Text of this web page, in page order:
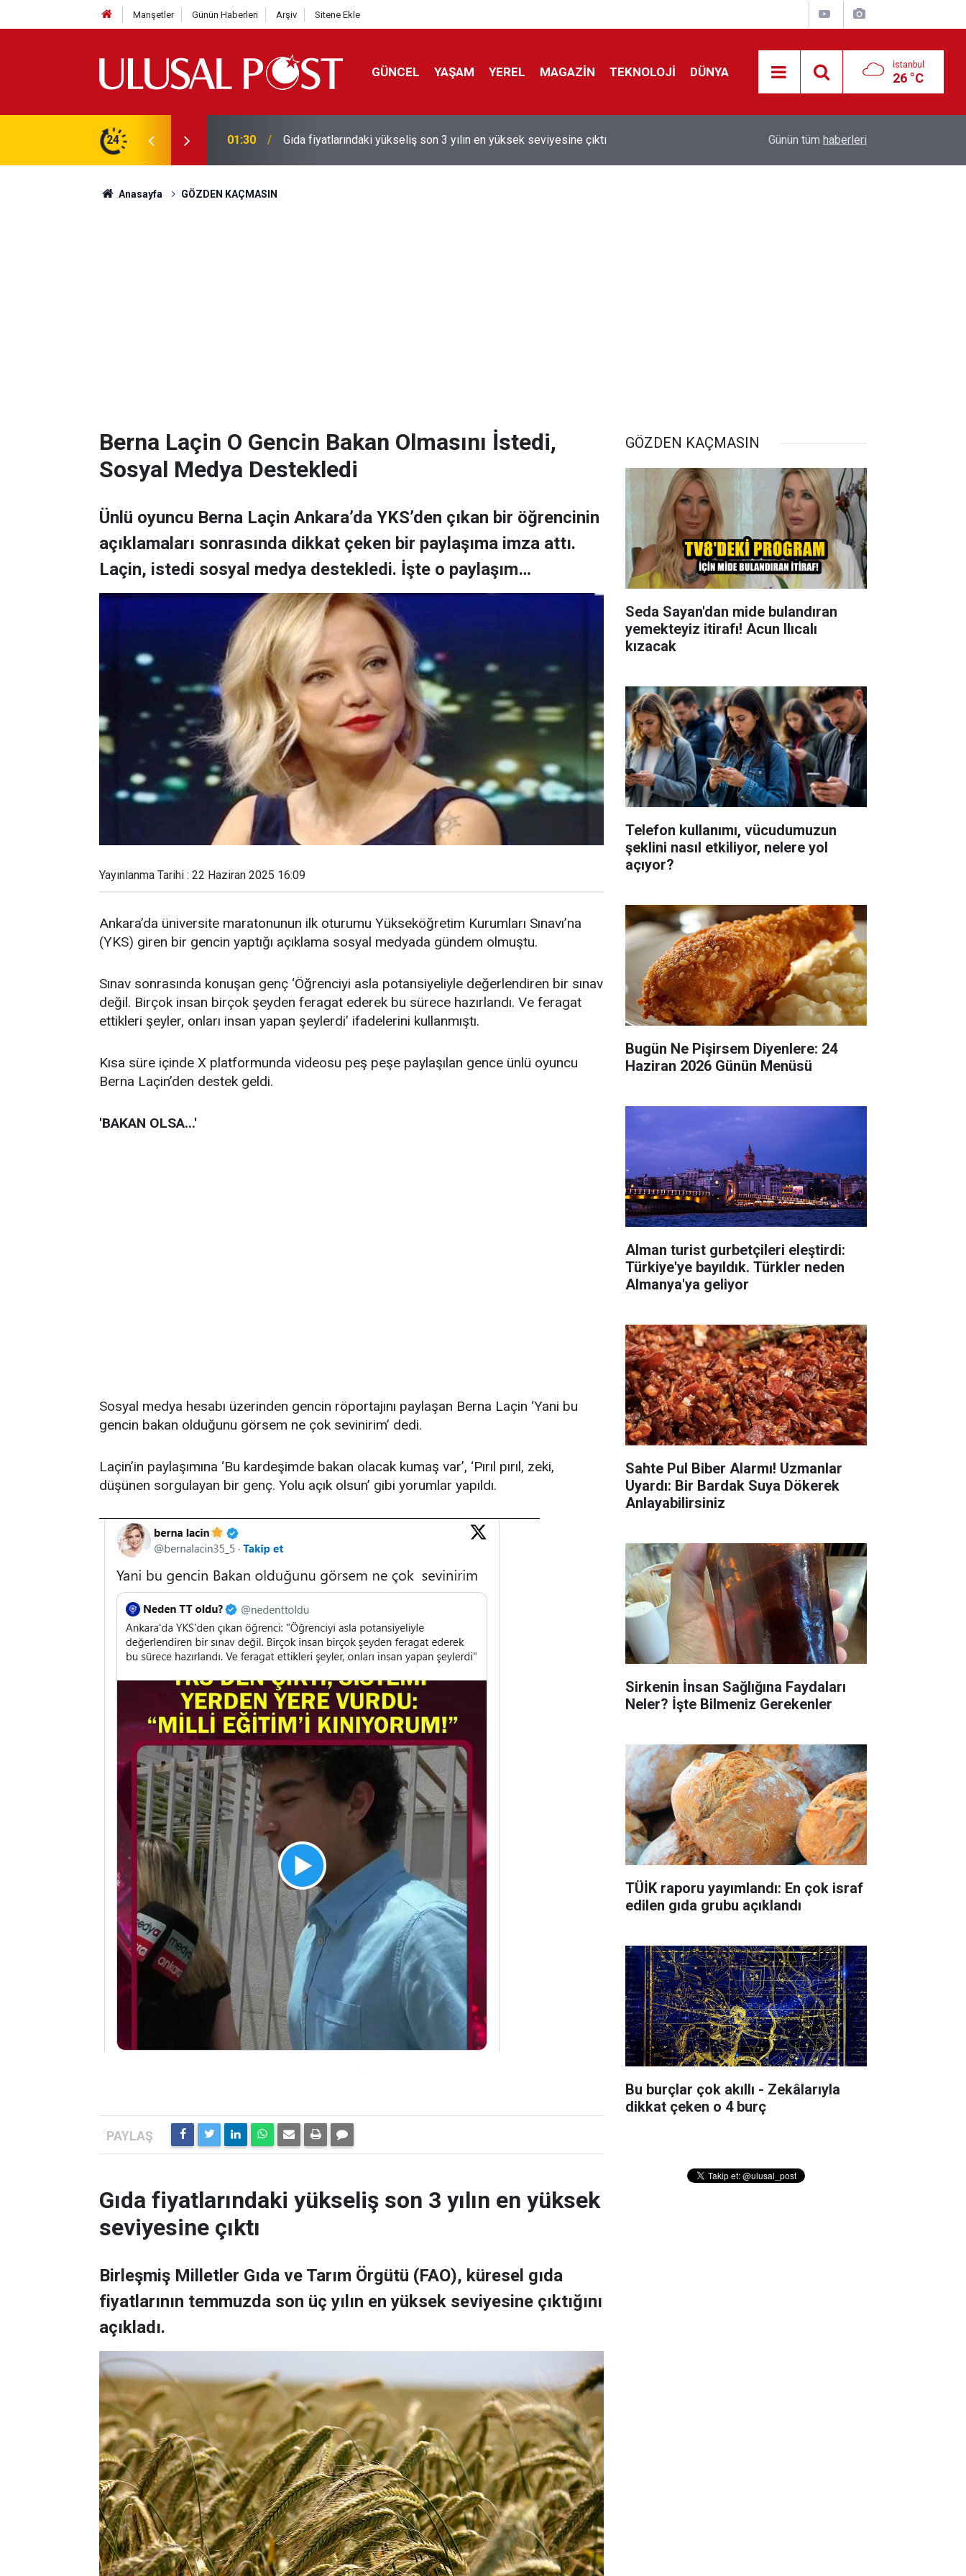
Manşetler Günün Haberleri Arşiv Sitene Ekle
GÜNCEL YAŞAM YEREL MAGAZİN TEKNOLOJİ DÜNYA İstanbul
26 °C
24
en yüksek seviyesine çıktı 01:26 Galatasaray'dan sekiz kişi hakkında savcılığa suç duyurusu
kontrol edecek
Günün tüm haberleri
Anasayfa GÖZDEN KAÇMASIN
Berna Laçin O Gencin Bakan Olmasını İstedi,
Sosyal Medya Destekledi
Ünlü oyuncu Berna Laçin Ankara’da YKS’den çıkan bir öğrencinin
açıklamaları sonrasında dikkat çeken bir paylaşıma imza attı.
Laçin, istedi sosyal medya destekledi. İşte o paylaşım…
Yayınlanma Tarihi : 22 Haziran 2025 16:09
Ankara’da üniversite maratonunun ilk oturumu Yükseköğretim Kurumları Sınavı’na
(YKS) giren bir gencin yaptığı açıklama sosyal medyada gündem olmuştu.
Sınav sonrasında konuşan genç ‘Öğrenciyi asla potansiyeliyle değerlendiren bir sınav
değil. Birçok insan birçok şeyden feragat ederek bu sürece hazırlandı. Ve feragat
ettikleri şeyler, onları insan yapan şeylerdi’ ifadelerini kullanmıştı.
Kısa süre içinde X platformunda videosu peş peşe paylaşılan gence ünlü oyuncu
Berna Laçin’den destek geldi.
'BAKAN OLSA...'
Sosyal medya hesabı üzerinden gencin röportajını paylaşan Berna Laçin ‘Yani bu
gencin bakan olduğunu görsem ne çok sevinirim’ dedi.
Laçin’in paylaşımına ‘Bu kardeşimde bakan olacak kumaş var’, ‘Pırıl pırıl, zeki,
düşünen sorgulayan bir genç. Yolu açık olsun’ gibi yorumlar yapıldı.
Gıda fiyatlarındaki yükseliş son 3 yılın en yüksek
seviyesine çıktı
Birleşmiş Milletler Gıda ve Tarım Örgütü (FAO), küresel gıda
fiyatlarının temmuzda son üç yılın en yüksek seviyesine çıktığını
açıkladı.
GÖZDEN KAÇMASIN
Seda Sayan'dan mide bulandıran
yemekteyiz itirafı! Acun Ilıcalı
kızacak
Telefon kullanımı, vücudumuzun
şeklini nasıl etkiliyor, nelere yol
açıyor?
Bugün Ne Pişirsem Diyenlere: 24
Haziran 2026 Günün Menüsü
Alman turist gurbetçileri eleştirdi:
Türkiye'ye bayıldık. Türkler neden
Almanya'ya geliyor
Sahte Pul Biber Alarmı! Uzmanlar
Uyardı: Bir Bardak Suya Dökerek
Anlayabilirsiniz
Sirkenin İnsan Sağlığına Faydaları
Neler? İşte Bilmeniz Gerekenler
TÜİK raporu yayımlandı: En çok israf
edilen gıda grubu açıklandı
Bu burçlar çok akıllı - Zekâlarıyla
dikkat çeken o 4 burç